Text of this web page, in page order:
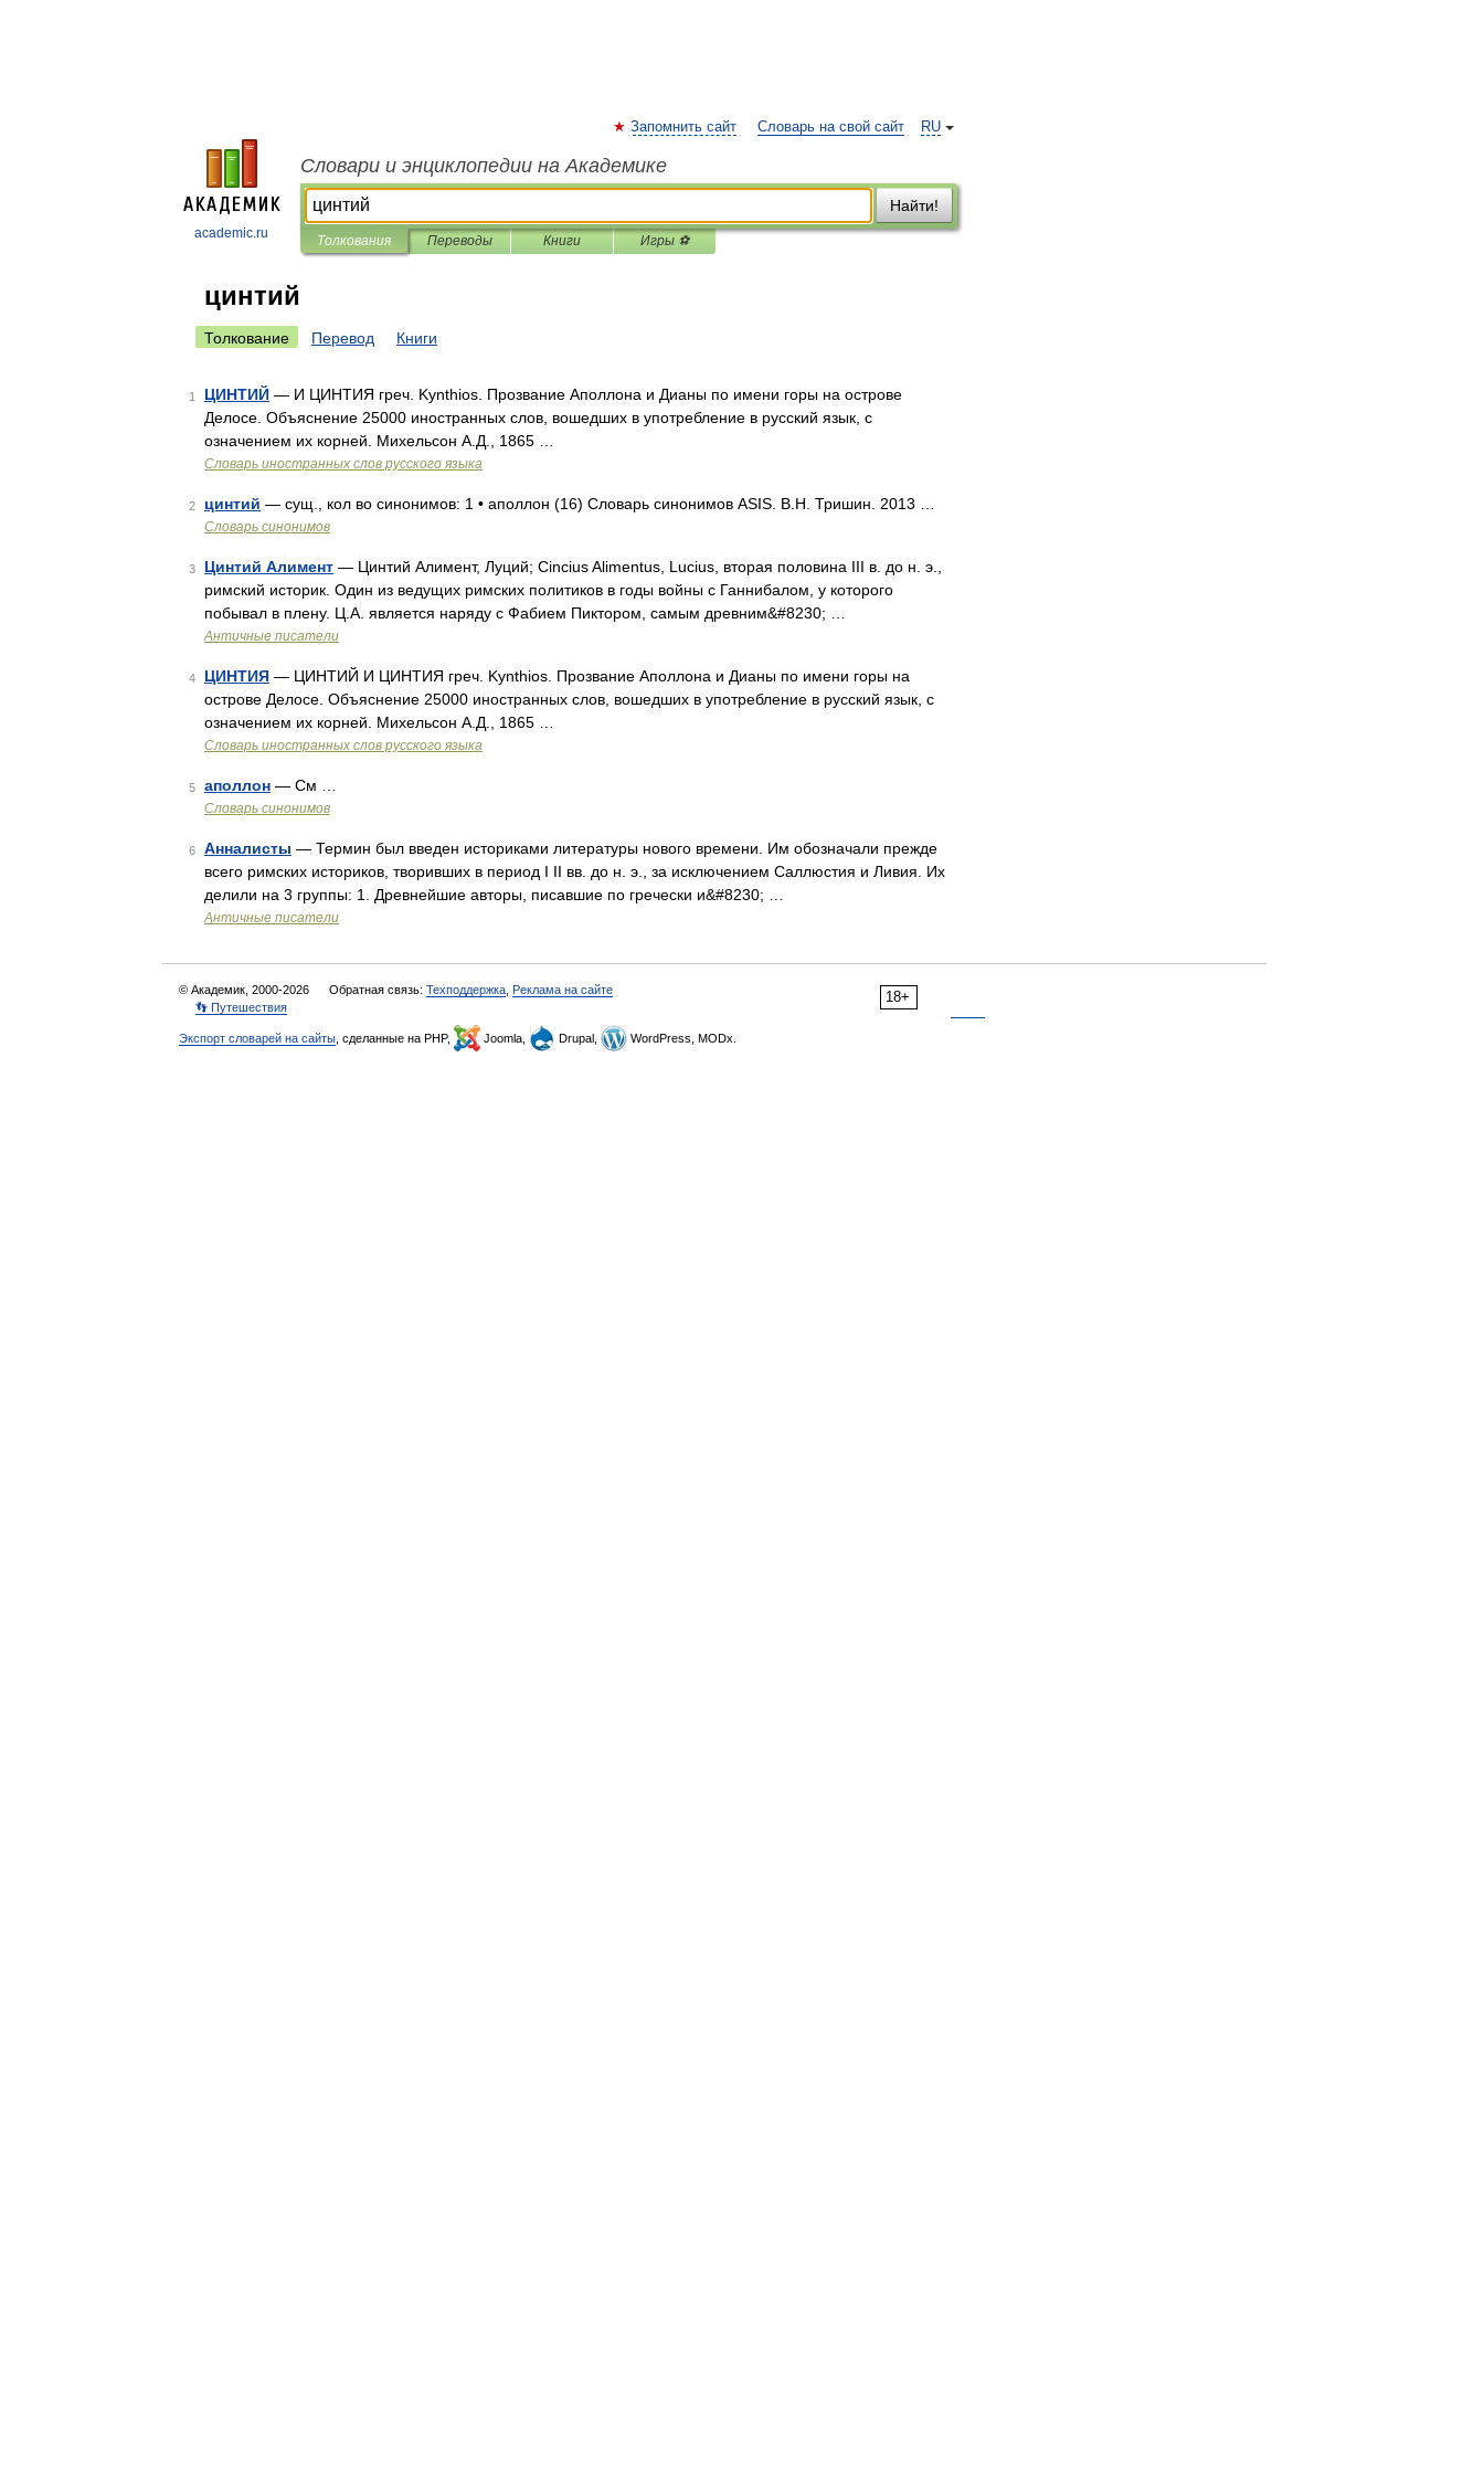
academic.ru
RU
Запомнить сайт Словарь на свой сайт
Словари и энциклопедии на Академике
Найти!
Толкования Переводы Книги Игры ⚽
цинтий
Толкование Перевод Книги
1 ЦИНТИЙ — И ЦИНТИЯ греч. Kynthios. Прозвание Аполлона и Дианы по имени горы на острове
Делосе. Объяснение 25000 иностранных слов, вошедших в употребление в русский язык, с
означением их корней. Михельсон А.Д., 1865 …
Словарь иностранных слов русского языка
2 цинтий — сущ., кол во синонимов: 1 • аполлон (16) Словарь синонимов ASIS. В.Н. Тришин. 2013 …
Словарь синонимов
3 Цинтий Алимент — Цинтий Алимент, Луций; Cincius Alimentus, Lucius, вторая половина III в. до н. э.,
римский историк. Один из ведущих римских политиков в годы войны с Ганнибалом, у которого
побывал в плену. Ц.А. является наряду с Фабием Пиктором, самым древним&#8230; …
Античные писатели
4 ЦИНТИЯ — ЦИНТИЙ И ЦИНТИЯ греч. Kynthios. Прозвание Аполлона и Дианы по имени горы на
острове Делосе. Объяснение 25000 иностранных слов, вошедших в употребление в русский язык, с
означением их корней. Михельсон А.Д., 1865 …
Словарь иностранных слов русского языка
5 аполлон — См …
Словарь синонимов
6 Анналисты — Термин был введен историками литературы нового времени. Им обозначали прежде
всего римских историков, творивших в период I II вв. до н. э., за исключением Саллюстия и Ливия. Их
делили на 3 группы: 1. Древнейшие авторы, писавшие по гречески и&#8230; …
Античные писатели
18+
© Академик, 2000-2026 Обратная связь: Техподдержка Реклама на сайте
👣 Путешествия
Экспорт словарей на сайты , сделанные на PHP, Joomla, Drupal, WordPress, MODx.